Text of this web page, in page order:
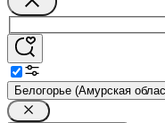
Белогорье (Амурская